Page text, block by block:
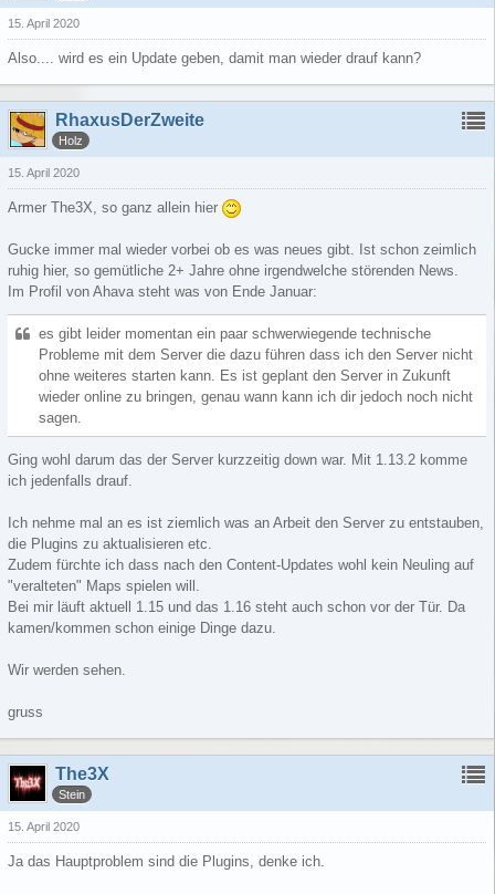
15. April 2020
Also.... wird es ein Update geben, damit man wieder drauf kann?
RhaxusDerZweite
Holz
15. April 2020
Armer The3X, so ganz allein hier
Gucke immer mal wieder vorbei ob es was neues gibt. Ist schon zeimlich
ruhig hier, so gemütliche 2+ Jahre ohne irgendwelche störenden News.
Im Profil von Ahava steht was von Ende Januar:
es gibt leider momentan ein paar schwerwiegende technische
Probleme mit dem Server die dazu führen dass ich den Server nicht
ohne weiteres starten kann. Es ist geplant den Server in Zukunft
wieder online zu bringen, genau wann kann ich dir jedoch noch nicht
sagen.
Ging wohl darum das der Server kurzzeitig down war. Mit 1.13.2 komme
ich jedenfalls drauf.
Ich nehme mal an es ist ziemlich was an Arbeit den Server zu entstauben,
die Plugins zu aktualisieren etc.
Zudem fürchte ich dass nach den Content-Updates wohl kein Neuling auf
"veralteten" Maps spielen will.
Bei mir läuft aktuell 1.15 und das 1.16 steht auch schon vor der Tür. Da
kamen/kommen schon einige Dinge dazu.
Wir werden sehen.
gruss
The3X
Stein
15. April 2020
Ja das Hauptproblem sind die Plugins, denke ich.